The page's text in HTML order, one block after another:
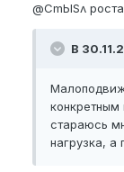
@CmЫSʌ
В
стараюсь
нагрузка, а